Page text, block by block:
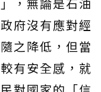
府沒有應對經
之降低，但當
有安全感，就